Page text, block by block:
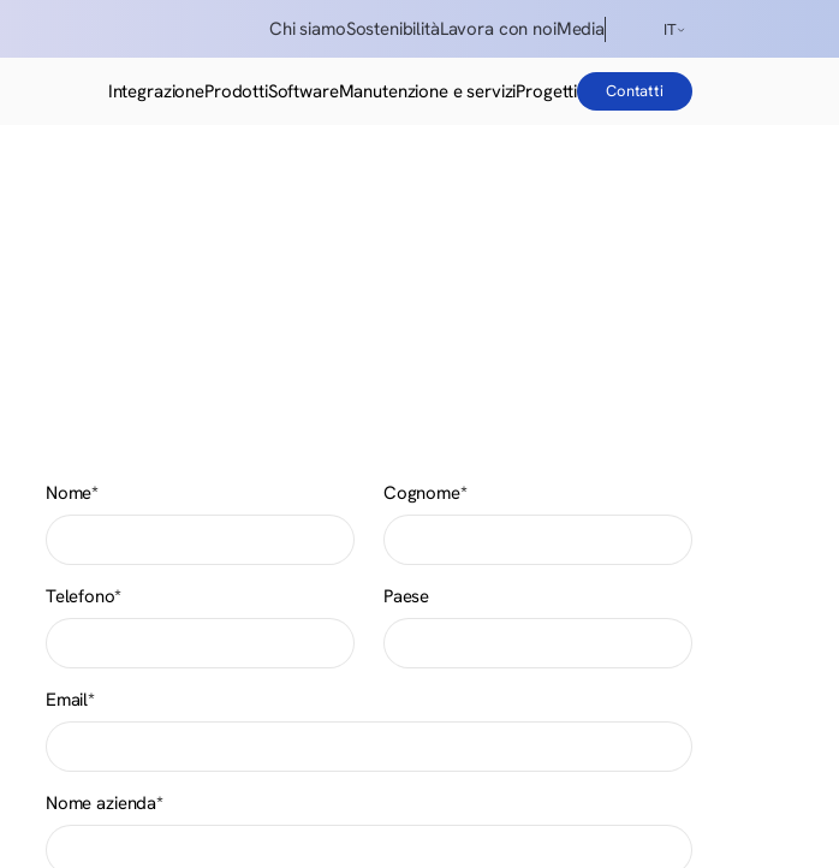
IT
ENG
IntegrazioneProdottiSoftwareManutenzione e serviziProgetti Contatti
Chi siamoSostenibilitàLavora con noiMedia
Nome* Cognome*
Telefono* Paese
Email*
Nome azienda*